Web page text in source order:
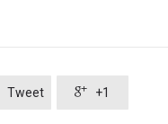
Tweet  +1